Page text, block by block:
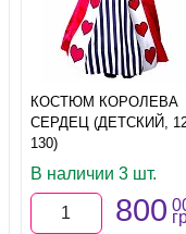
КОСТЮМ КОРОЛЕВА
СЕРДЕЦ (ДЕТСКИЙ,
130)
В наличии 3 шт.
800